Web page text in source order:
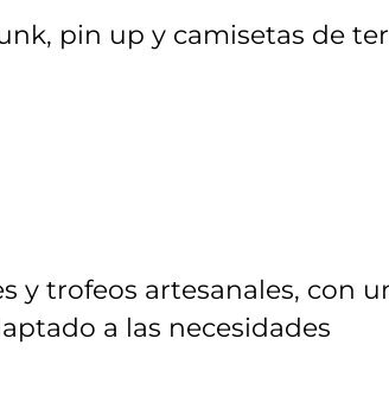
pin up y camisetas de
y trofeos artesanales, con
a las necesidades